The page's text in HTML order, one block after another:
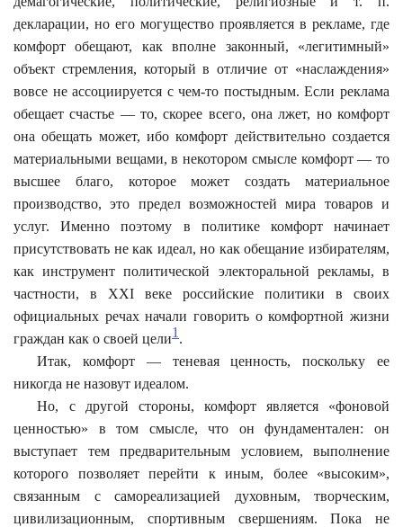
декларации, но его могущество проявляется в рекламе, где
комфорт обещают, как вполне законный, «легитимный»
объект стремления, который в отличие от «наслаждения»
вовсе не ассоциируется с чем-то постыдным. Если реклама
обещает счастье — то, скорее всего, она лжет, но комфорт
она обещать может, ибо комфорт действительно создается
материальными вещами, в некотором смысле комфорт — то
высшее благо, которое может создать материальное
производство, это предел возможностей мира товаров и
услуг. Именно поэтому в политике комфорт начинает
присутствовать не как идеал, но как обещание избирателям,
как инструмент политической электоральной рекламы, в
частности, в XXI веке российские политики в своих
официальных речах начали говорить о комфортной жизни
граждан как о своей цели1 .
Итак, комфорт — теневая ценность, поскольку ее
никогда не назовут идеалом.
Но, с другой стороны, комфорт является «фоновой
ценностью» в том смысле, что он фундаментален: он
выступает тем предварительным условием, выполнение
которого позволяет перейти к иным, более «высоким»,
связанным с самореализацией духовным, творческим,
цивилизационным, спортивным свершениям. Пока не